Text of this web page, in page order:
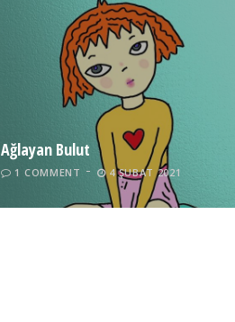
Ağlayan Bulut
1 COMMENT 4 ŞUBAT 2021
Tel İnsan